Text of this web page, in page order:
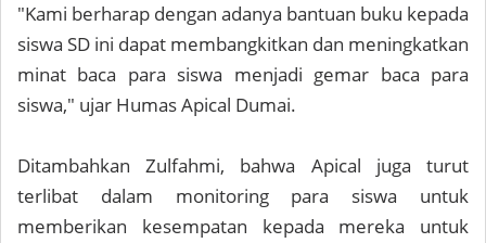
"Kami berharap dengan adanya bantuan buku kepada
siswa SD ini dapat membangkitkan dan meningkatkan
minat baca para siswa menjadi gemar baca para
siswa," ujar Humas Apical Dumai.
Ditambahkan Zulfahmi, bahwa Apical juga turut
terlibat dalam monitoring para siswa untuk
memberikan kesempatan kepada mereka untuk